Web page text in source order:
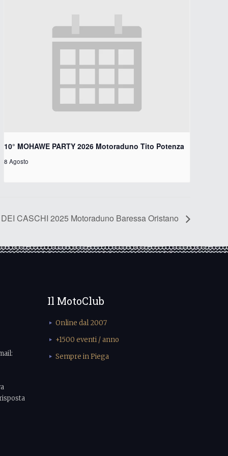
10° MOHAWE PARTY 2026 Motoraduno Tito Potenza
8 Agosto
CASCHI 2025 Motoraduno Baressa Oristano
Il MotoClub
Online dal 2007
+1500 eventi / anno
Sempre in Piega